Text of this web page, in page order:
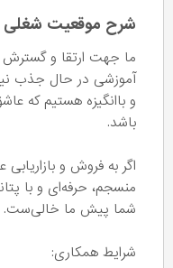
شرح موقعیت شغلی
ما جهت ارتقا و
آموزشی در حال جذب
و باانگیزه هستیم که
باشد.
اگر به فروش و
منسجم، حرفه‌ای و با
شما پیش ما خالی‌ست.
شرایط همکاری: